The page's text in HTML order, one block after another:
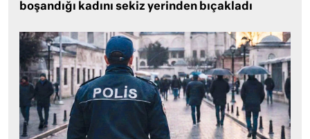
boşandığı kadını sekiz yerinden bıçakladı